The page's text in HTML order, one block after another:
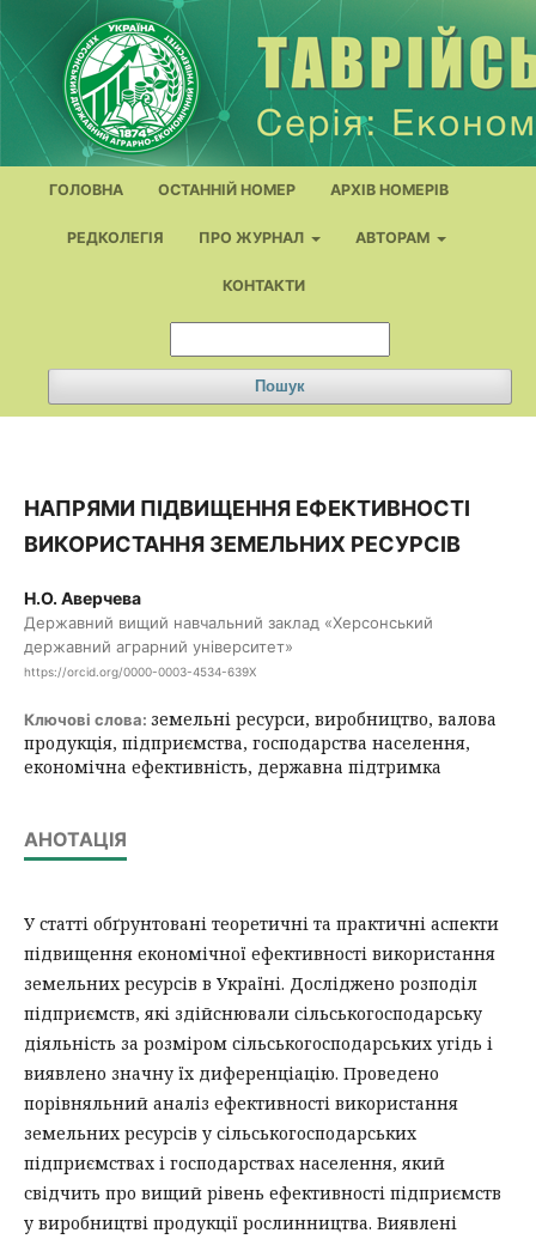
ГОЛОВНА ОСТАННІЙ НОМЕР АРХІВ НОМЕРІВ
РЕДКОЛЕГІЯ ПРО ЖУРНАЛ АВТОРАМ
КОНТАКТИ
Пошук
НАПРЯМИ ПІДВИЩЕННЯ ЕФЕКТИВНОСТІ
ВИКОРИСТАННЯ ЗЕМЕЛЬНИХ РЕСУРСІВ
Н.О. Аверчева
Державний вищий навчальний заклад «Херсонський
державний аграрний університет»
https://orcid.org/0000-0003-4534-639X
Ключові слова: земельні ресурси, виробництво, валова
продукція, підприємства, господарства населення,
економічна ефективність, державна підтримка
АНОТАЦІЯ
У статті обґрунтовані теоретичні та практичні аспекти
підвищення економічної ефективності використання
земельних ресурсів в Україні. Досліджено розподіл
підприємств, які здійснювали сільськогосподарську
діяльність за розміром сільськогосподарських угідь і
виявлено значну їх диференціацію. Проведено
порівняльний аналіз ефективності використання
земельних ресурсів у сільськогосподарських
підприємствах і господарствах населення, який
свідчить про вищий рівень ефективності підприємств
у виробництві продукції рослинництва. Виявлені